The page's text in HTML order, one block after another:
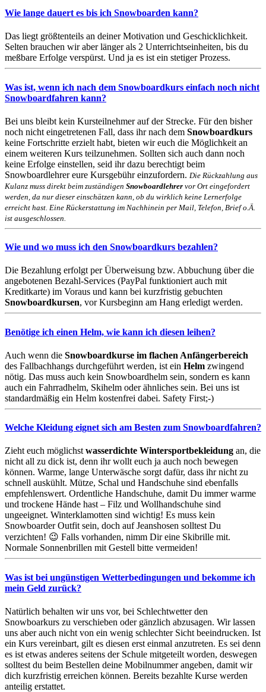
Wie lange dauert es bis ich Snowboarden kann?
Das liegt größtenteils an deiner Motivation und Geschicklichkeit.
Selten brauchen wir aber länger als 2 Unterrichtseinheiten, bis du
meßbare Erfolge verspürst. Und ja es ist ein stetiger Prozess.
Was ist, wenn ich nach dem Snowboardkurs einfach noch nicht
Snowboardfahren kann?
Bei uns bleibt kein Kursteilnehmer auf der Strecke. Für den bisher
noch nicht eingetretenen Fall, dass ihr nach dem Snowboardkurs
keine Fortschritte erzielt habt, bieten wir euch die Möglichkeit an
einem weiteren Kurs teilzunehmen. Sollten sich auch dann noch
keine Erfolge einstellen, seid ihr dazu berechtigt beim
Snowboardlehrer eure Kursgebühr einzufordern. Die Rückzahlung aus
Kulanz muss direkt beim zuständigen Snowboardlehrer vor Ort eingefordert
werden, da nur dieser einschätzen kann, ob du wirklich keine Lernerfolge
erreicht hast. Eine Rückerstattung im Nachhinein per Mail, Telefon, Brief o.Ä.
ist ausgeschlossen.
Wie und wo muss ich den Snowboardkurs bezahlen?
Die Bezahlung erfolgt per Überweisung bzw. Abbuchung über die
angebotenen Bezahl-Services (PayPal funktioniert auch mit
Kreditkarte) im Voraus und kann bei kurzfristig gebuchten
Snowboardkursen, vor Kursbeginn am Hang erledigt werden.
Benötige ich einen Helm, wie kann ich diesen leihen?
Auch wenn die Snowboardkurse im flachen Anfängerbereich
des Fallbachhangs durchgeführt werden, ist ein Helm zwingend
nötig. Das muss auch kein Snowboardhelm sein, sondern es kann
auch ein Fahrradhelm, Skihelm oder ähnliches sein. Bei uns ist
standardmäßig ein Helm kostenfrei dabei. Safety First;-)
Welche Kleidung eignet sich am Besten zum Snowboardfahren?
Zieht euch möglichst wasserdichte Wintersportbekleidung an, die
nicht all zu dick ist, denn ihr wollt euch ja auch noch bewegen
können. Warme, lange Unterwäsche sorgt dafür, dass ihr nicht zu
schnell auskühlt. Mütze, Schal und Handschuhe sind ebenfalls
empfehlenswert. Ordentliche Handschuhe, damit Du immer warme
und trockene Hände hast – Filz und Wollhandschuhe sind
ungeeignet. Winterklamotten sind wichtig! Es muss kein
Snowboarder Outfit sein, doch auf Jeanshosen solltest Du
verzichten! 😉 Falls vorhanden, nimm Dir eine Skibrille mit.
Normale Sonnenbrillen mit Gestell bitte vermeiden!
Was ist bei ungünstigen Wetterbedingungen und bekomme ich
mein Geld zurück?
Natürlich behalten wir uns vor, bei Schlechtwetter den
Snowboarkurs zu verschieben oder gänzlich abzusagen. Wir lassen
uns aber auch nicht von ein wenig schlechter Sicht beeindrucken. Ist
ein Kurs vereinbart, gilt es diesen erst einmal anzutreten. Es sei denn
es ist etwas anderes seitens der Schule mitgeteilt worden, deswegen
solltest du beim Bestellen deine Mobilnummer angeben, damit wir
dich kurzfristig erreichen können. Bereits bezahlte Kurse werden
anteilig erstattet.